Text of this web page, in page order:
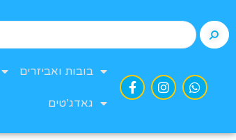
בובות ואביזרים
גאדג’טים